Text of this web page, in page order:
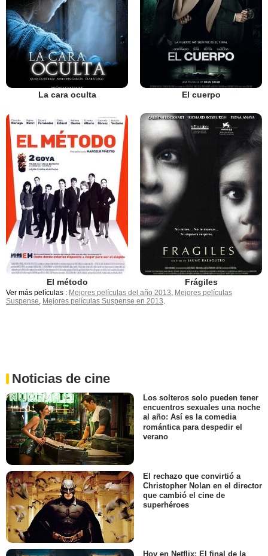
La cara oculta El cuerpo
El método Frágiles
Ver más películas : Mejores películas del año 2013, Mejores películas
Suspense, Mejores películas Suspense en 2013.
Noticias de cine
Los solteros solo pueden tener
encuentros sexuales una noche
al año: Así es la comedia
romántica para despedir el
verano
El rechazo que convirtió a
Christopher Nolan en el director
que cambió el cine de
superhéroes
Hoy en Netflix: El final de la